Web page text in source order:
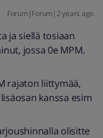
Forum|Forum|2 years ago
ja siellä tosiaan
jossa 0e MPM.
rajaton liittymää,
kanssa esim
olisitte